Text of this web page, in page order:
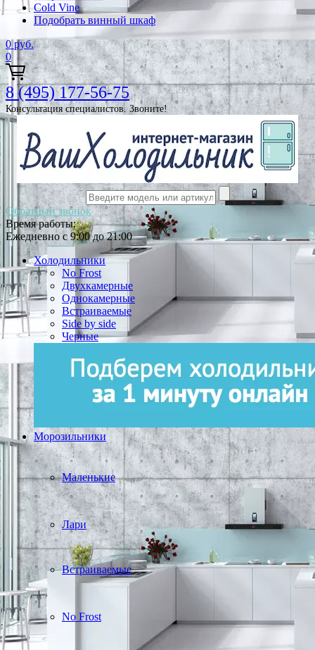
Cold Vine
Подобрать винный шкаф
0 руб.
0
8 (495) 177-56-75
Консультация специалистов. Звоните!
Обратный звонок
Время работы:
Ежедневно с 9:00 до 21:00
Холодильники
No Frost
Двухкамерные
Однокамерные
Встраиваемые
Side by side
Черные
Морозильники
Маленькие
Лари
Встраиваемые
No Frost